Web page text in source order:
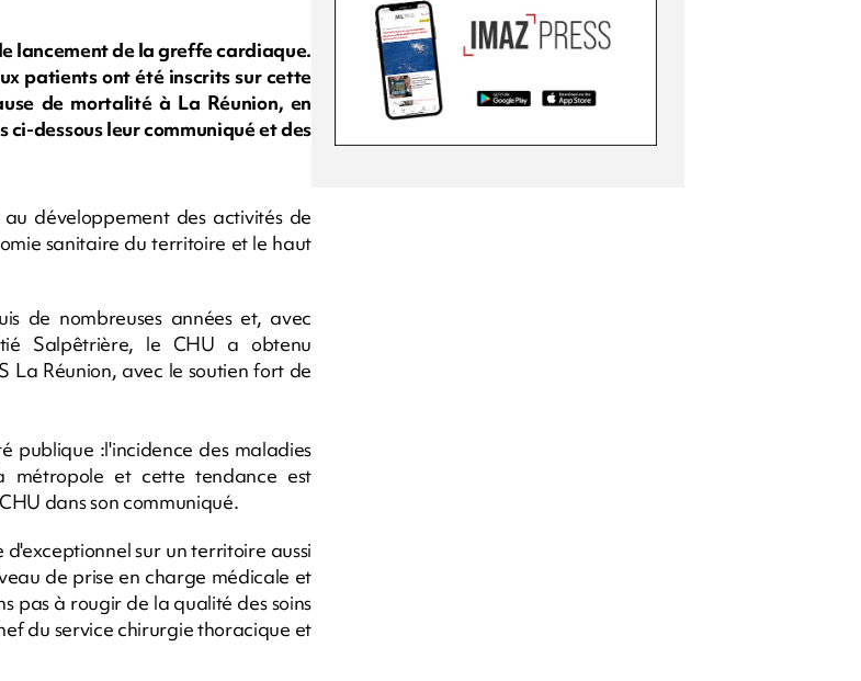
lancement de la greffe cardiaque.
patients ont été inscrits sur cette
de mortalité à La Réunion, en
dessous leur communiqué et des
développement des activités de
sanitaire du territoire et le haut
de nombreuses années et, avec
Salpêtrière, le CHU a obtenu
La Réunion, avec le soutien fort de
publique :l'incidence des maladies
métropole et cette tendance est
dans son communiqué.
sur un territoire aussi
de prise en charge médicale et
pas à rougir de la qualité des soins
du service chirurgie thoracique et